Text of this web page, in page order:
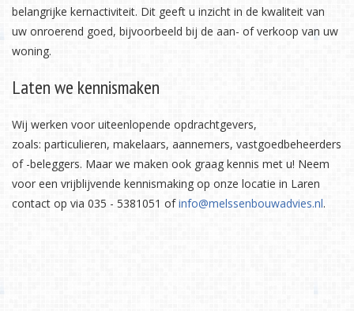
belangrijke kernactiviteit. Dit geeft u inzicht in de kwaliteit van
uw onroerend goed, bijvoorbeeld bij de aan- of verkoop van uw
woning.
Laten we kennismaken
Wij werken voor uiteenlopende opdrachtgevers,
zoals: particulieren, makelaars, aannemers, vastgoedbeheerders
of -beleggers. Maar we maken ook graag kennis met u! Neem
voor een vrijblijvende kennismaking op onze locatie in Laren
contact op via 035 - 5381051 ofinfo@melssenbouwadvies.nl.